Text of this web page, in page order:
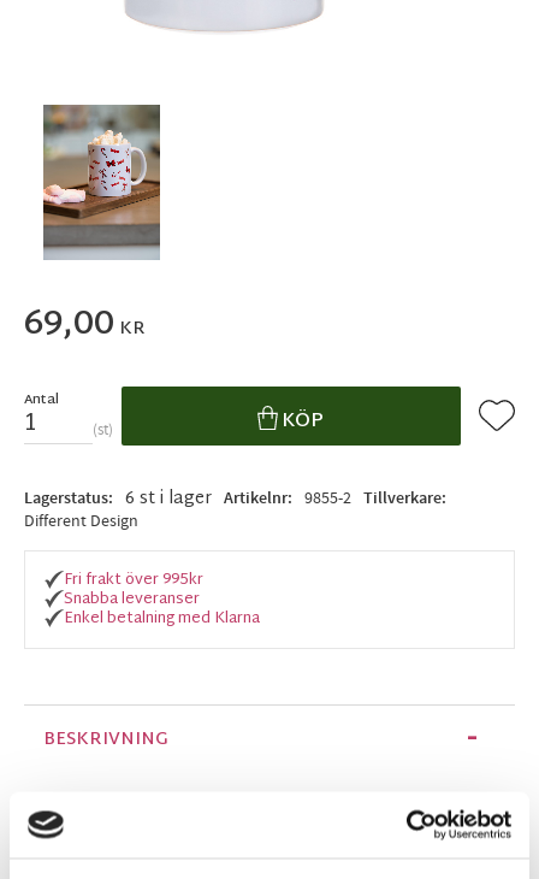
69,00 KR
Antal
st KÖP Lägg
Lagerstatus 6 st i lager Artikelnr 9855-2 Tillverkare
Different Design
Fri frakt över 995kr
Snabba leveranser
Enkel betalning med Klarna
BESKRIVNING
Vit julig mugg med söta små polkagrisstänger,
godisar och rosetter i rött. En fin klapp till den